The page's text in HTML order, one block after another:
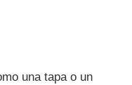
una tapa o un